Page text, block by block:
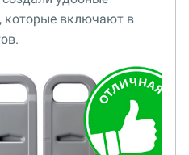
которые включают в